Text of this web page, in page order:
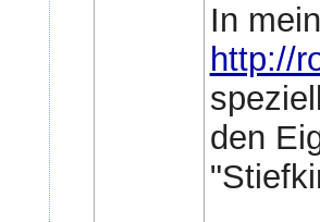
In
http://
den